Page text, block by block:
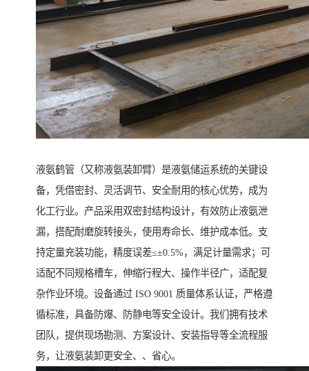
液氨鹤管（又称液氨装卸臂）是液氨储运系统的关键设
备，凭借密封、灵活调节、安全耐用的核心优势，成为
化工行业。产品采用双密封结构设计，有效防止液氨泄
漏，搭配耐磨旋转接头，使用寿命长、维护成本低。支
持定量充装功能，精度误差≤±0.5%，满足计量需求；可
适配不同规格槽车，伸缩行程大、操作半径广，适配复
杂作业环境。设备通过 ISO 9001 质量体系认证，严格遵
循标准，具备防爆、防静电等安全设计。我们拥有技术
团队，提供现场勘测、方案设计、安装指导等全流程服
务，让液氨装卸更安全、、省心。